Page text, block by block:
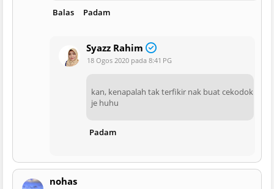
Balas Padam
Syazz Rahim
18 Ogos 2020 pada 8:41 PG
kan, kenapalah tak terfikir nak buat cekodok
je huhu
Padam
nohas